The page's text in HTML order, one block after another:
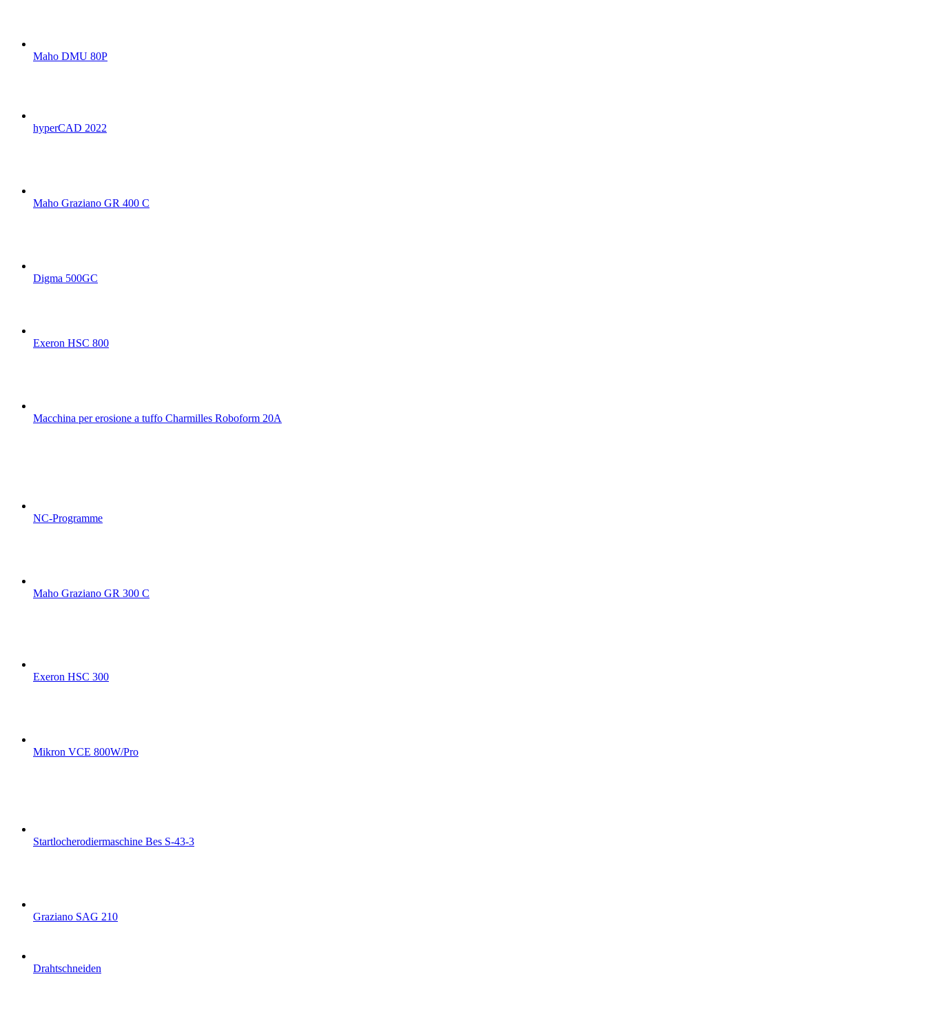
Maho DMU 80P
hyperCAD 2022
Maho Graziano GR 400 C
Digma 500GC
Exeron HSC 800
Macchina per erosione a tuffo Charmilles Roboform 20A
NC-Programme
Maho Graziano GR 300 C
Exeron HSC 300
Mikron VCE 800W/Pro
Startlocherodiermaschine Bes S-43-3
Graziano SAG 210
Drahtschneiden